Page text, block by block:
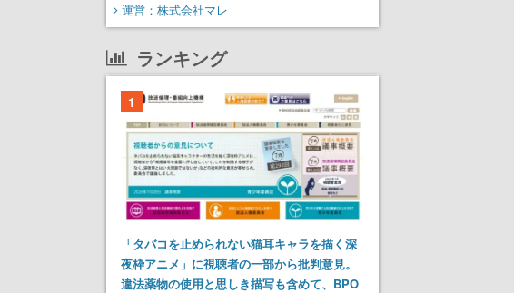
運営：株式会社マレ
ランキング
1
「タバコを止められない猫耳キャラを描く深
夜枠アニメ」に視聴者の一部から批判意見。
違法薬物の使用と思しき描写も含めて、BPO